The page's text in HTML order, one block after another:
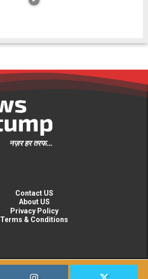
नज़र हर तरफ...
Contact US
About US
Privacy Policy
Terms & Conditions